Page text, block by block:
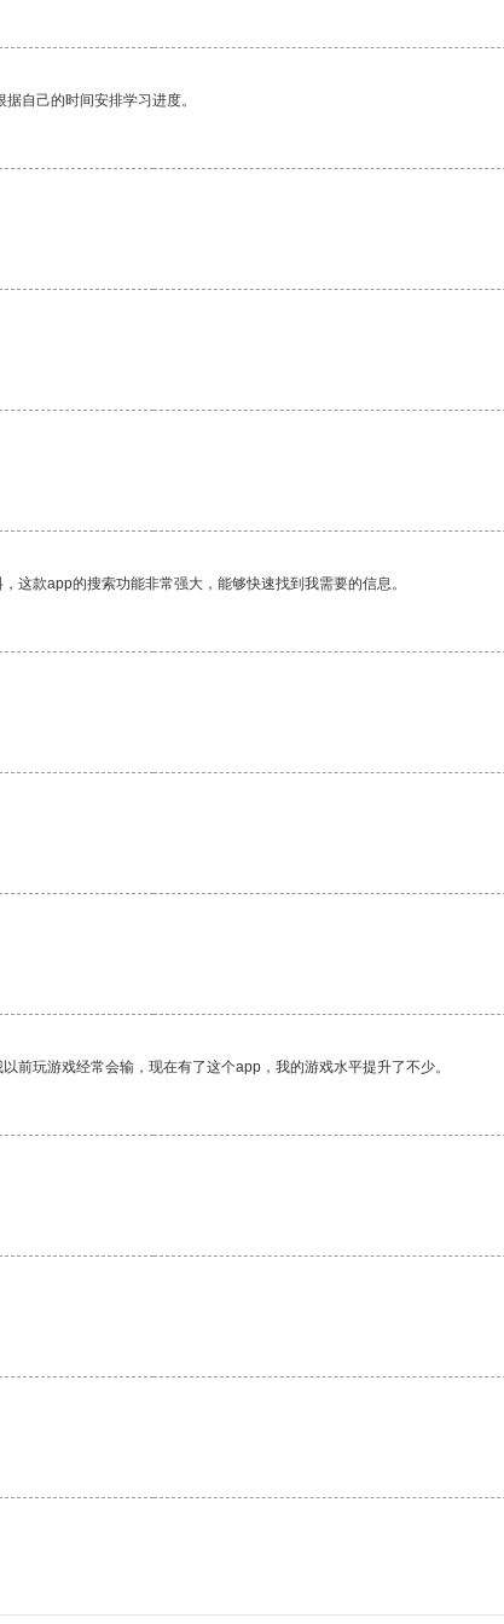
自己的时间安排学习进度。
这款app的搜索功能非常强大，能够快速找到我需要的信息。
前玩游戏经常会输，现在有了这个app，我的游戏水平提升了不少。